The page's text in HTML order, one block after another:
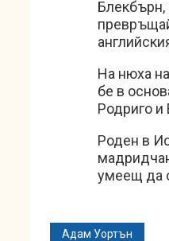
Блекбърн,
На нюха
бе в
Родриго
Роден в
умеещ да
Адам Уортън